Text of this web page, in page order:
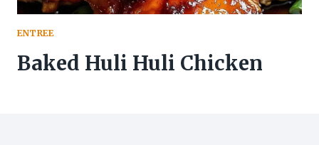
ENTREE
Baked Huli Huli Chicken